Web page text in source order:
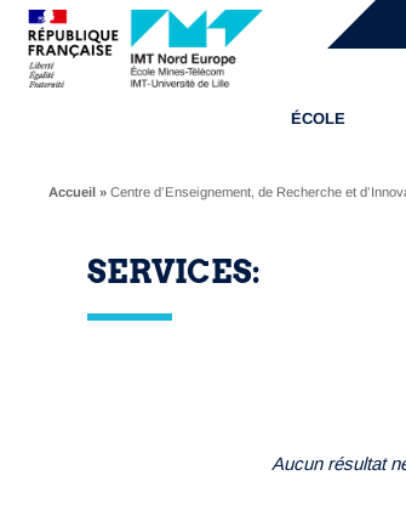
ÉCOLE
Accueil » Centre d’Enseignement, de Recherche et
SERVICES:
Aucun résultat